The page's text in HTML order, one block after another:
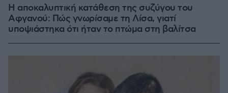
Η αποκαλυπτική κατάθεση της συζύγου του
Αφγανού: Πώς γνωρίσαμε τη Λίσα, γιατί
υποψιάστηκα ότι ήταν το πτώμα στη βαλίτσα